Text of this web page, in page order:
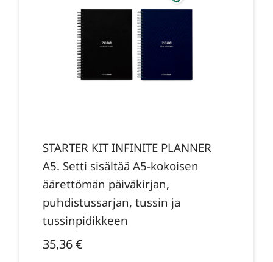
STARTER KIT INFINITE PLANNER
A5. Setti sisältää A5-kokoisen
äärettömän päiväkirjan,
puhdistussarjan, tussin ja
tussinpidikkeen
35,36€